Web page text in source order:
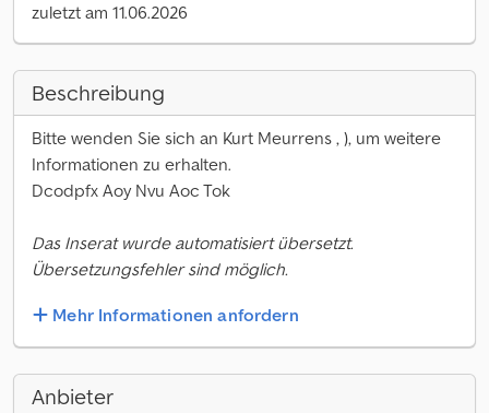
zuletzt am 11.06.2026
Beschreibung
Bitte wenden Sie sich an Kurt Meurrens , ), um weitere
Informationen zu erhalten.
Dcodpfx Aoy Nvu Aoc Tok
Das Inserat wurde automatisiert übersetzt.
Übersetzungsfehler sind möglich.
Mehr Informationen anfordern
Anbieter